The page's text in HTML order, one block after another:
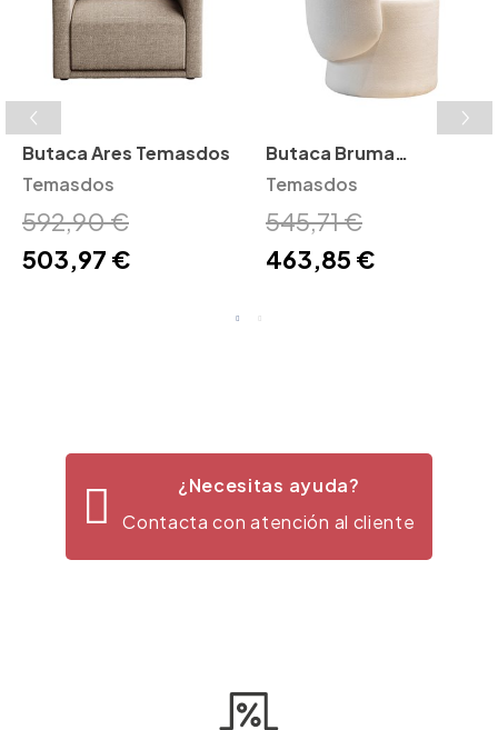
Butaca Ares Temasdos
Temasdos
592,90 €
503,97 €
Butaca Bruma
Temasdos
Temasdos
545,71 €
463,85 €
¿Necesitas ayuda?
Contacta con atención al cliente